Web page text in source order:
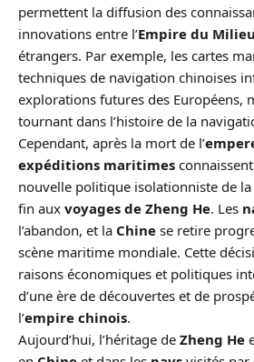
permettent la diffusion des
innovations entre l’Empire du Milieu
étrangers. Par exemple, les cartes
techniques de navigation chinoises
explorations futures des Européens,
tournant dans l’histoire de la
Cependant, après la mort de l’
expéditions maritimes
nouvelle politique isolationniste de la
fin aux voyages de Zheng He. Les
l’abandon, et la Chine se retire
scène maritime mondiale. Cette
raisons économiques et politiques
d’une ère de découvertes et de
l’empire chinois.
Aujourd’hui, l’héritage de Zheng He